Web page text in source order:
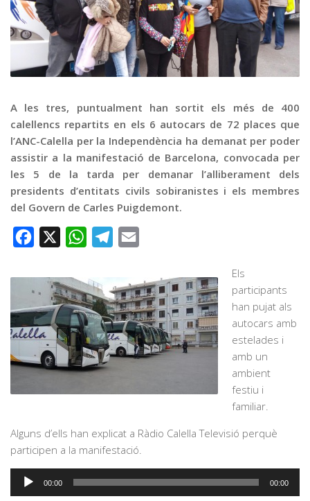
Publicitat
Contacte
A les tres, puntualment han sortit els més de 400
calellencs repartits en els 6 autocars de 72 places que
l’ANC-Calella per la Independència ha demanat per poder
assistir a la manifestació de Barcelona, convocada per
les 5 de la tarda per demanar l’alliberament dels
presidents d’entitats civils sobiranistes i els membres
del Govern de Carles Puigdemont.
Facebook WhatsAppTelegram
Els
participants
han pujat als
autocars amb
estelades i
amb un
ambient
festiu i
familiar.
Alguns d’ells han explicat a Ràdio Calella Televisió perquè
participen a la manifestació.
Reproductor
d'àudio
00:00 00:00